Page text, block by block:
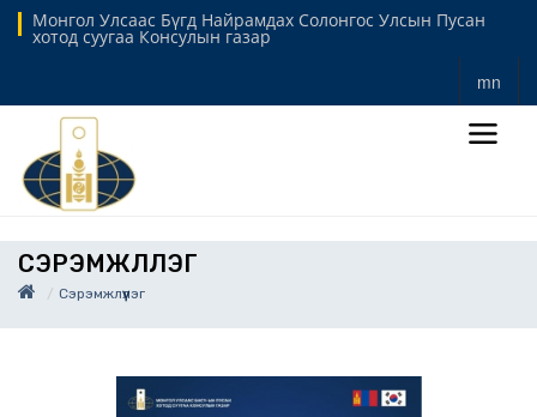
Монгол Улсаас Бүгд Найрамдах Солонгос Улсын Пусан
хотод суугаа Консулын газар
mn
СЭРЭМЖЛҮҮЛЭГ
Сэрэмжлүүлэг